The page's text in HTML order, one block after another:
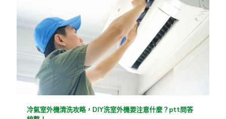
冷氣室外機清洗攻略，DIY洗室外機要注意什麼？ptt問答